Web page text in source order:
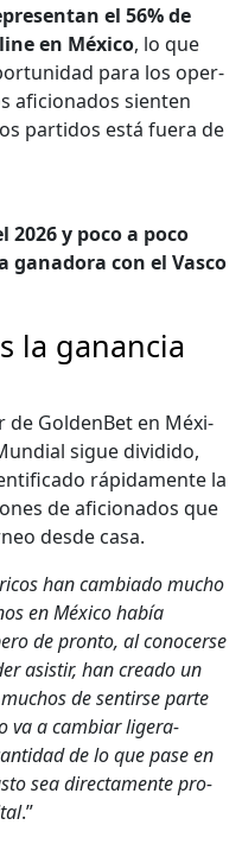
el 56% de
en Méx­i­co, lo que
para los oper­
afi­ciona­dos sien­ten
par­tidos está fuera de
y poco a poco
ganado­ra con el Vas­co
la ganancia
de Gold­en­Bet en Méx­i­
sigue divi­di­do,
ráp­i­da­mente la
de afi­ciona­dos que
des­de casa.
han cam­bi­a­do mucho
en Méx­i­co había
de pron­to, al cono­cerse
asi­s­tir, han crea­do un
de sen­tirse parte
va a cam­biar lig­era­
de lo que pase en
sea direc­ta­mente pro­
.”